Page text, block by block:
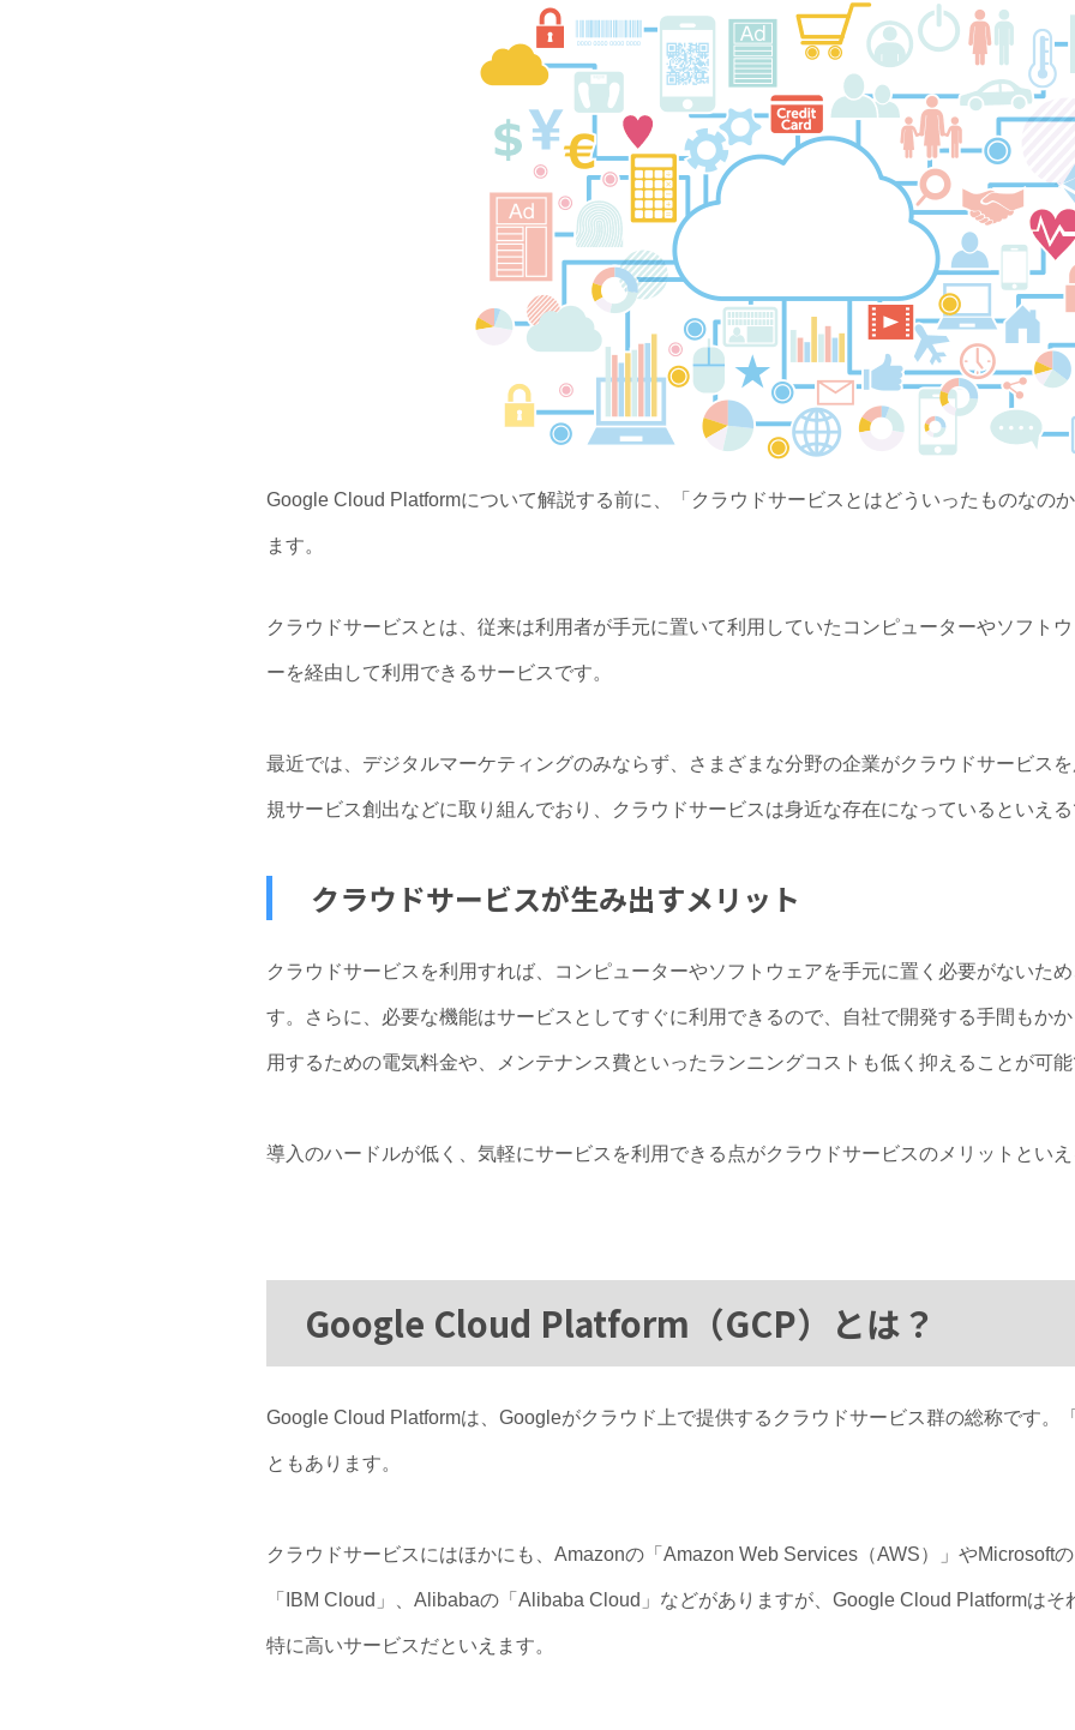
Google Cloud Platformについて解説する前に、「クラウドサービスとはどういったものなの
ます。
クラウドサービスとは、従来は利用者が手元に置いて利用していたコンピューターやソフト
ーを経由して利用できるサービスです。
最近では、デジタルマーケティングのみならず、さまざまな分野の企業がクラウドサービス
規サービス創出などに取り組んでおり、クラウドサービスは身近な存在になっているといえ
クラウドサービスが生み出すメリット
クラウドサービスを利用すれば、コンピューターやソフトウェアを手元に置く必要がないた
す。さらに、必要な機能はサービスとしてすぐに利用できるので、自社で開発する手間もか
用するための電気料金や、メンテナンス費といったランニングコストも低く抑えることが可
導入のハードルが低く、気軽にサービスを利用できる点がクラウドサービスのメリットとい
Google Cloud Platform（GCP）とは？
Google Cloud Platformは、Googleがクラウド上で提供するクラウドサービス群の総称です。
ともあります。
クラウドサービスにはほかにも、Amazonの「Amazon Web Services（AWS）」やMicrosoft
「IBM Cloud」、Alibabaの「Alibaba Cloud」などがありますが、Google Cloud Platformは
特に高いサービスだといえます。